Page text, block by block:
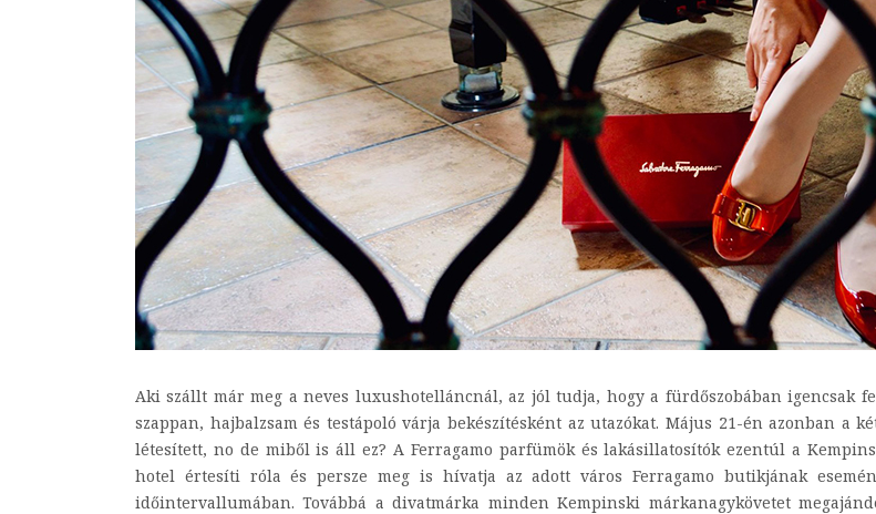
Aki szállt már meg a neves luxushotelláncnál, az jól tudja, hogy a fürdőszobában igencsak
szappan, hajbalzsam és testápoló várja bekészítésként az utazókat. Május 21-én azonban a
létesített, no de miből is áll ez? A Ferragamo parfümök és lakásillatosítók ezentúl a
hotel értesíti róla és persze meg is hívatja az adott város Ferragamo butikjának
időintervallumában. Továbbá a divatmárka minden Kempinski márkanagykövetet